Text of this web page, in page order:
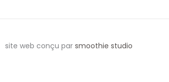
site web conçu par smoothie studio